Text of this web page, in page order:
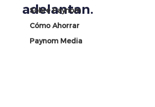
Sobre Paynom
Cómo Ahorrar
Paynom Media
adelantan.